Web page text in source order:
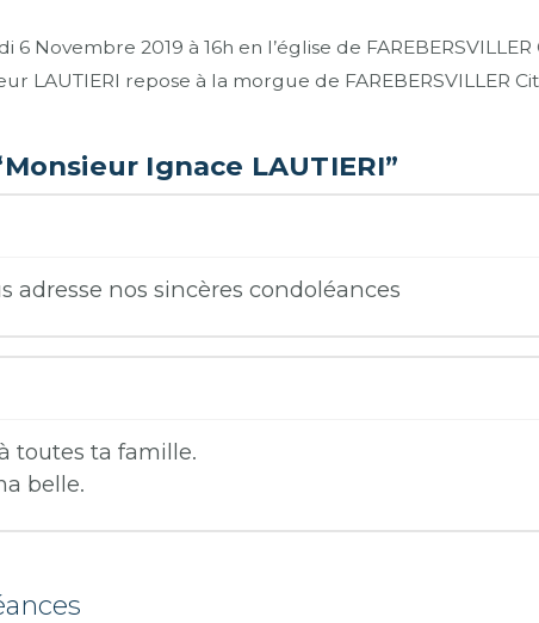
Novembre 2019 à 16h en l’église de
LAUTIERI repose à la morgue de FAREBERSVILLER
Ignace LAUTIERI”
adresse nos sincères condoléances
toutes ta famille.
belle.